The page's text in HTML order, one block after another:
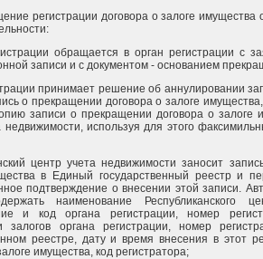
регистрации договора о залоге
обращается в орган регистрации с
записи и с документом - основанием
принимает решение об аннулировании
о прекращении договора о залоге
записи о прекращении договора о залоге
недвижимости, используя для этого
центр учета недвижимости заносит
в Единый государственный реестр и
подтверждение о внесении этой записи.
наименование Республиканского
и код органа регистрации, номер
залогов органа регистрации, номер
реестре, дату и время внесения в этот
имущества, код регистратора;